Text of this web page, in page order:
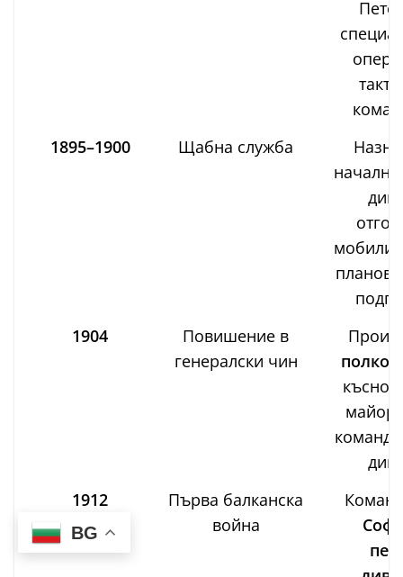
1895–1900
Щабна служба
1904
Повишение в
генералски чин
късно
1912
Първа балканска
война
BG